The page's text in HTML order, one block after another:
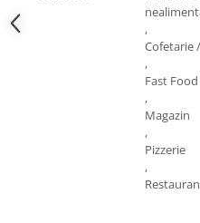
,
Cofetarie
,
Fast Food
,
Magazin
,
Pizzerie
,